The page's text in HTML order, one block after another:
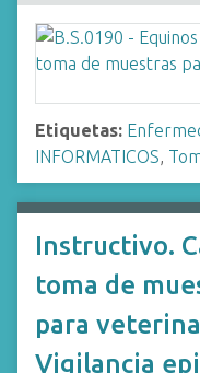
Etiquetas:
INFORMATICOS,
Instructivo.
toma de
para
Vigilancia